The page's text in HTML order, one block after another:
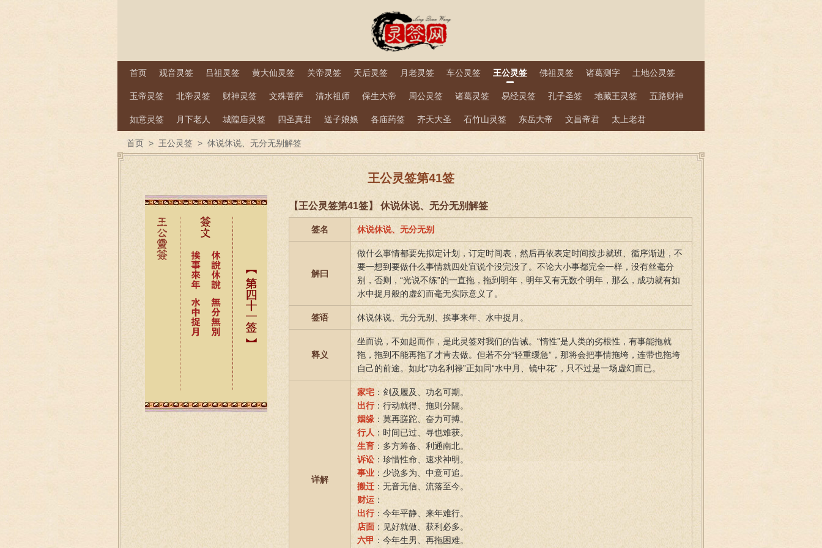
首页 观音灵签 吕祖灵签 黄大仙灵签 关帝灵签 天后灵签 月老灵签 车公灵签 王公灵签 佛祖灵签 诸葛测字 土地公灵签
玉帝灵签 北帝灵签 财神灵签 文殊菩萨 清水祖师 保生大帝 周公灵签 诸葛灵签 易经灵签 孔子圣签 地藏王灵签 五路财神
如意灵签 月下老人 城隍庙灵签 四圣真君 送子娘娘 各庙药签 齐天大圣 石竹山灵签 东岳大帝 文昌帝君 太上老君
首页 > 王公灵签 > 休说休说、无分无别解签
王公灵签第41签
【王公灵签第41签】 休说休说、无分无别解签
签名 休说休说、无分无别
解曰
做什么事情都要先拟定计划，订定时间表，然后再依表定时间按步就班、循序渐进，不
要一想到要做什么事情就四处宜说个没完没了。不论大小事都完全一样，没有丝毫分
别，否则，“光说不练”的一直拖，拖到明年，明年又有无数个明年，那么，成功就有如
水中捉月般的虚幻而毫无实际意义了。
签语 休说休说、无分无别、挨事来年、水中捉月。
释义
坐而说，不如起而作，是此灵签对我们的告诫。“惰性”是人类的劣根性，有事能拖就
拖，拖到不能再拖了才肯去做。但若不分“轻重缓急”，那将会把事情拖垮，连带也拖垮
自己的前途。如此“功名利禄”正如同“水中月、镜中花”，只不过是一场虚幻而已。
详解
家宅 ：剑及履及、功名可期。
出行：行动就得、拖则分隔。
姻缘 ：莫再蹉跎、奋力可搏。
行人 ：时间已过、寻也难获。
生育 ：多方筹备、利通南北。
诉讼：珍惜性命、速求神明。
事业 ：少说多为、中意可追。
搬迁 ：无音无信、流落至今。
财运 ：
出行 ：今年平静、来年难行。
店面 ：见好就做、获利必多。
六甲 ：今年生男、再拖困难。